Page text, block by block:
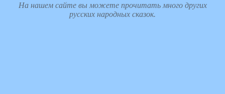
На нашем сайте вы можете прочитать много других
русских народных сказок.